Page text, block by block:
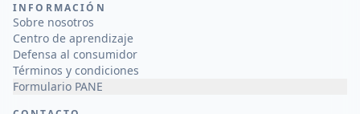
INFORMACIÓN
Sobre nosotros
Centro de aprendizaje
Defensa al consumidor
Términos y condiciones
Formulario PANE